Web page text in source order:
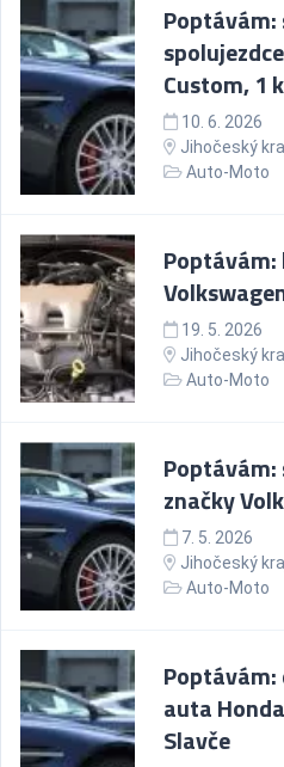
Custom, 1
10. 6. 2026
Jihočeský
Auto-Moto
19. 5. 2026
Jihočeský
Auto-Moto
značky
7. 5. 2026
Jihočeský
Auto-Moto
auta
Slavče